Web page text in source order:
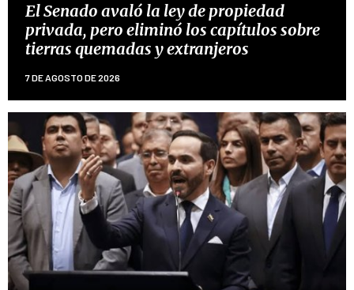
El Senado avaló la ley de propiedad
privada, pero eliminó los capítulos sobre
tierras quemadas y extranjeros
7 DE AGOSTO DE 2026